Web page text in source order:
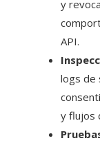
y
API.
logs de
y flujos